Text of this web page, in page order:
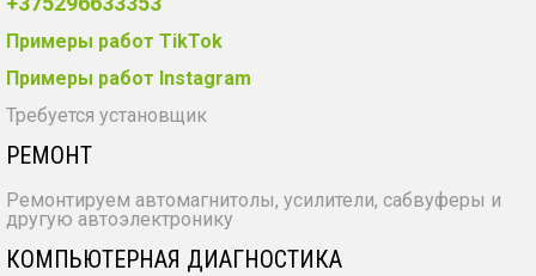
Примеры работ TikTok
Примеры работ Instagram
Требуется установщик
РЕМОНТ
Ремонтируем автомагнитолы, усилители, сабвуферы и
другую автоэлектронику
КОМПЬЮТЕРНАЯ ДИАГНОСТИКА